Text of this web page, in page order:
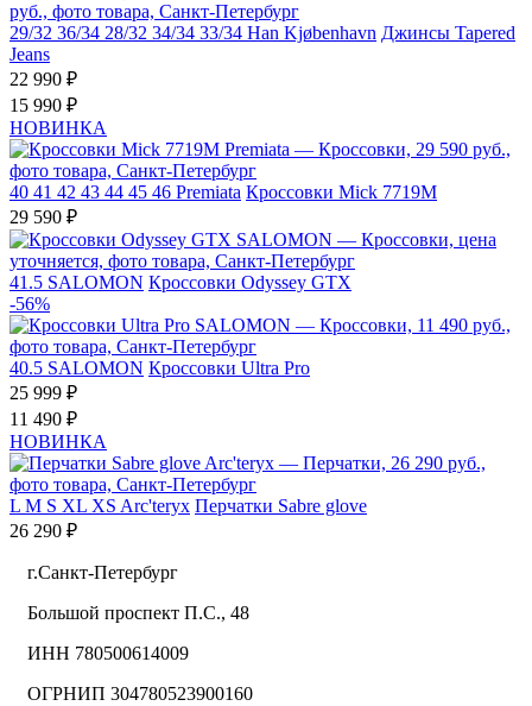
29/32 36/34 28/32 34/34 33/34 Han Kjøbenhavn Джинсы Tapered
Jeans
22 990 ₽
15 990 ₽
НОВИНКА
40 41 42 43 44 45 46 Premiata Кроссовки Mick 7719M
29 590 ₽
41.5 SALOMON Кроссовки Odyssey GTX
-56%
40.5 SALOMON Кроссовки Ultra Pro
25 999 ₽
11 490 ₽
НОВИНКА
L M S XL XS Arc'teryx Перчатки Sabre glove
26 290 ₽
г.Санкт-Петербург
Большой проспект П.С., 48
ИНН 780500614009
ОГРНИП 304780523900160